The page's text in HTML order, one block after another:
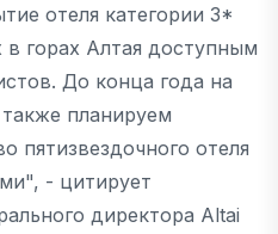
отеля категории 3*
горах Алтая доступным
До конца года на
планируем
пятизвездочного отеля
- цитирует
директора Altai